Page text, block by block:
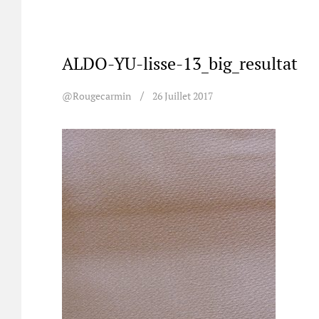
ALDO-YU-lisse-13_big_resultat
@rougecarmin 26 Juillet 2017